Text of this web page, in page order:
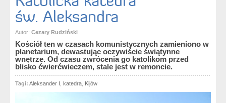
św. Aleksandra
Autor: Cezary Rudziński
Kościół ten w czasach komunistycznych zamieniono w
planetarium, dewastując oczywiście świątynne
wnętrze. Od czasu zwrócenia go katolikom przed
blisko ćwierćwieczem, stale jest w remoncie.
Tagi: Aleksander I katedra Kijów